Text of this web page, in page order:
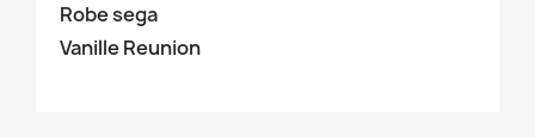
Robe sega
Vanille Reunion